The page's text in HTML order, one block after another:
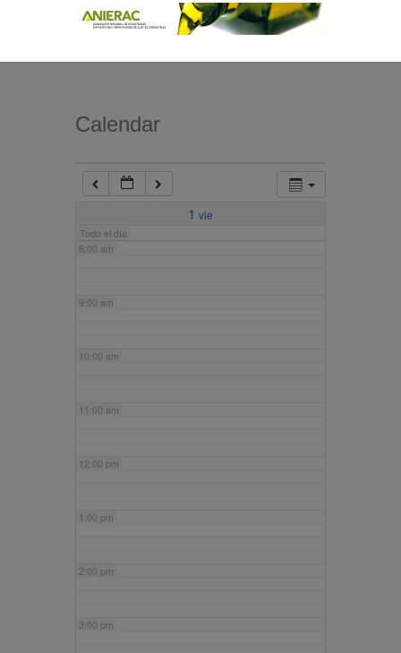
Calendar
1 vie
Todo el día
7:00 am
8:00 am
9:00 am
10:00 am
11:00 am
12:00 pm
1:00 pm
2:00 pm
3:00 pm